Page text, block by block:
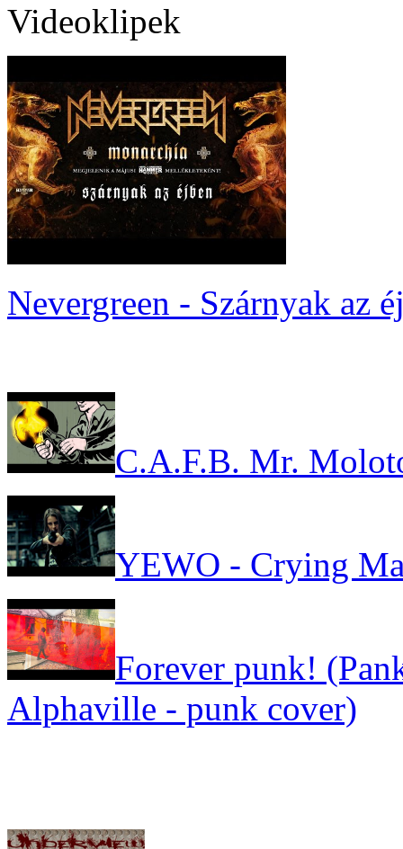
Videoklipek
Nevergreen - Szárnyak az
C.A.F.B. Mr.
YEWO - Crying
Forever punk!
Alphaville - punk cover)